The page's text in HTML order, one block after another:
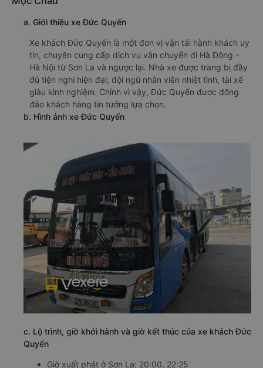
a. Giới thiệu xe Đức Quyến
Xe khách Đức Quyến là một đơn vị vận tải hành khách uy
tín, chuyên cung cấp dịch vụ vận chuyển đi Hà Đông -
Hà Nội từ Sơn La và ngược lại. Nhà xe được trang bị đầy
đủ tiện nghi hiện đại, đội ngũ nhân viên nhiệt tình, tài xế
giàu kinh nghiệm. Chính vì vậy, Đức Quyến được đông
đảo khách hàng tin tưởng lựa chọn.
b. Hình ảnh xe Đức Quyến
c. Lộ trình, giờ khởi hành và giờ kết thúc của xe khách Đức
Quyến
Giờ xuất phát ở Sơn La: 20:00, 22:25